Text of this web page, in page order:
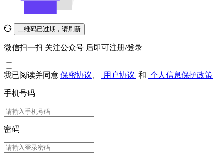
二维码已过期，请刷新
微信扫一扫 关注公众号 后即可注册/登录
我已阅读并同意 保密协议 用户协议 和 个人信息保护政策
手机号码
密码